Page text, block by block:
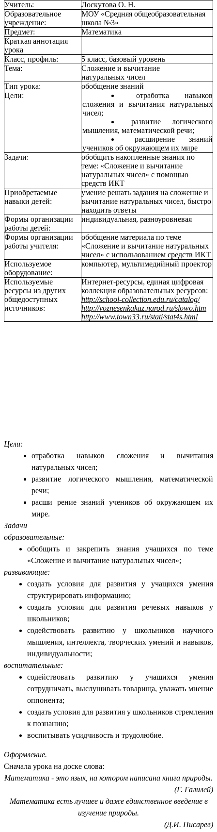
Учитель:
Лоскутова О. Н.
Образовательное
учреждение:
МОУ «Средняя общеобразовательная
школа №3»
Предмет:
Математика
Краткая аннотация
урока
Класс, профиль:
5 класс, базовый уровень
Тема:
Сложение и вычитание
натуральных чисел
Тип урока:
обобщение знаний
Цели:
отработка навыков
сложения и вычитания натуральных
чисел;
развитие логического
мышления, математической речи;
расширение знаний
учеников об окружающем их мире
Задачи:
обобщить накопленные знания по
теме: «Сложение и вычитание
натуральных чисел» с помощью
средств ИКТ
Приобретаемые
навыки детей:
умение решать задания на сложение и
вычитание натуральных чисел, быстро
находить ответы
Формы организации
работы детей:
индивидуальная, разноуровневая
Формы организации
работы учителя:
обобщение материала по теме
«Сложение и вычитание натуральных
чисел» с использованием средств ИКТ
Используемое
оборудование:
компьютер, мультимедийный проектор
Используемые
ресурсы из других
общедоступных
источников:
Интернет-ресурсы, единая цифровая
коллекция образовательных ресурсов:
http://school-collection.edu.ru/catalog/
http://voznesenkakaz.narod.ru/slowo.htm
http://www.town33.ru/stati/stat4s.html
Цели:
отработка навыков сложения и вычитания
натуральных чисел;
развитие логического мышления, математической
речи;
расши рение знаний учеников об окружающем их
мире.
Задачи
образовательные:
обобщить и закрепить знания учащихся по теме
«Сложение и вычитание натуральных чисел»;
развивающие:
создать условия для развития у учащихся умения
структурировать информацию;
создать условия для развития речевых навыков у
школьников;
содействовать развитию у школьников научного
мышления, интеллекта, творческих умений и навыков,
индивидуальности;
воспитательные:
содействовать развитию у учащихся умения
сотрудничать, выслушивать товарища, уважать мнение
оппонента;
создать условия для развития у школьников стремления
к познанию;
воспитывать усидчивость и трудолюбие.
Оформление.
Сначала урока на доске слова:
Математика - это язык, на котором написана книга природы.
(Г. Галилей)
Математика есть лучшее и даже единственное введение в
изучение природы.
(Д.И. Писарев)